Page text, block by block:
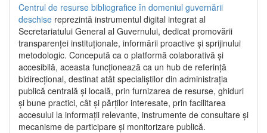
Centrul de resurse bibliografice în domeniul guvernării
deschise reprezintă instrumentul digital integrat al
Secretariatului General al Guvernului, dedicat promovării
transparenței instituționale, informării proactive și sprijinului
metodologic. Concepută ca o platformă colaborativă și
accesibilă, aceasta funcționează ca un hub de referință
bidirecțional, destinat atât specialiștilor din administrația
publică centrală și locală, prin furnizarea de resurse, ghiduri
și bune practici, cât și părților interesate, prin facilitarea
accesului la informații relevante, instrumente de consultare și
mecanisme de participare și monitorizare publică.